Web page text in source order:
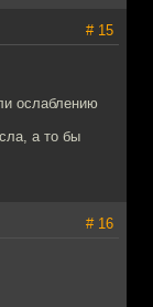
# 15
ослаблению
а то бы
# 16